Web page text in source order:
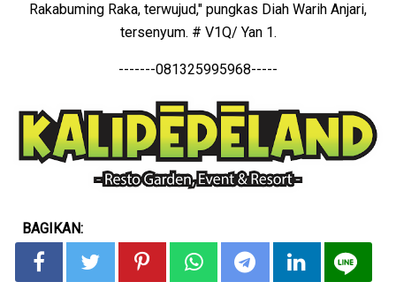
Rakabuming Raka, terwujud," pungkas Diah Warih Anjari,
tersenyum. # V1Q/ Yan 1.
-------081325995968-----
BAGIKAN: